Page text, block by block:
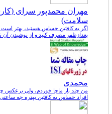
مهران محمدپور سرای
سلامت)
اگر به کافئین حساس هستید، بهتر است
بعدازظهر مصرف کنید و از نوشیدن آن
محمدی
من چند بار ماچا خوردم، ولی برعکس
افراد حساس به کافئین بهتره چه